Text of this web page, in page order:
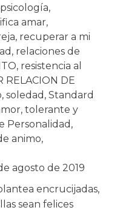
psicología,
amar,
, recuperar a mi
, relaciones de
, resistencia al
RELACION DE
, soledad , Standard
, tolerante y
Personalidad ,
animo,
agosto de 2019
encrucijadas,
sean felices